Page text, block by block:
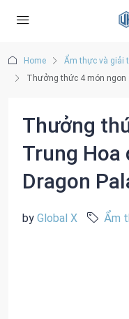
Home
Ẩm thực và giải
Thưởng thức 4 món ngon
Thưởng
Trung Hoa
Dragon
by Global X Ẩm